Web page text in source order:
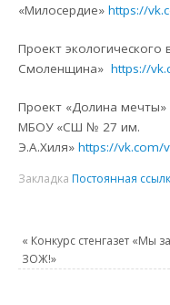
«Милосердие»https://
Проект экологического
Смоленщина»https://
Проект «Долина мечты»
МБОУ «СШ № 27 им.
Э.А.Хиля»https://vk.com/
Закладка Постоянная
« Конкурс стенгазет «Мы за
ЗОЖ!»